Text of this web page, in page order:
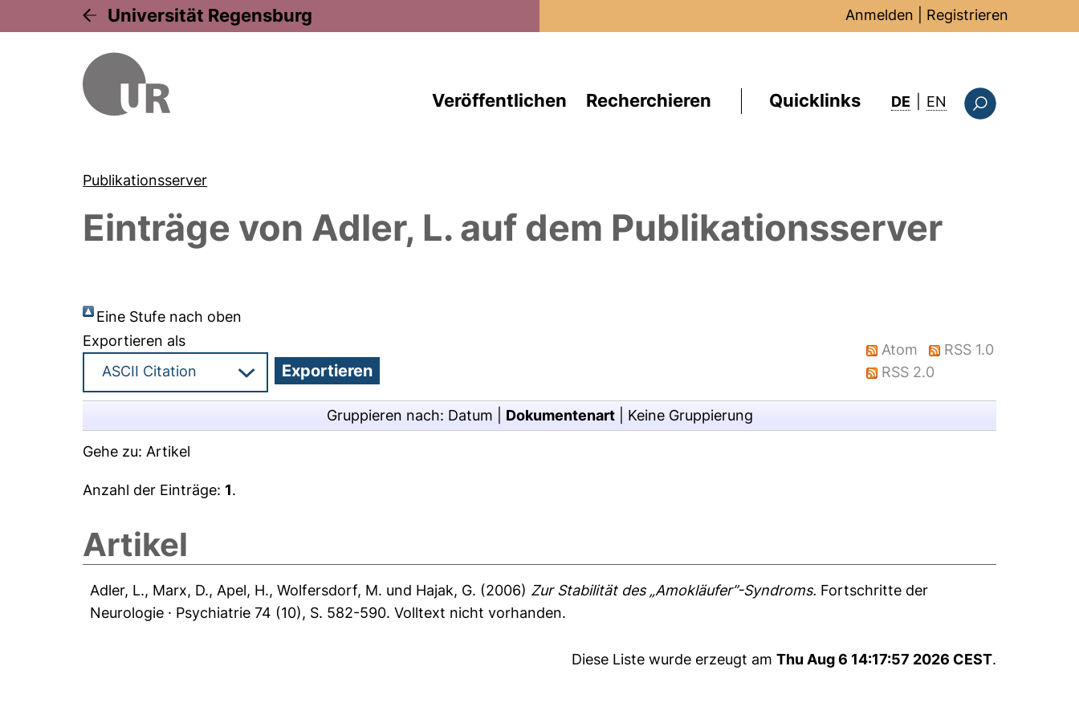
Universität Regensburg Anmelden Registrieren
Veröffentlichen Recherchieren Quicklinks DE EN : this page in
Publikationsserver
Einträge von Adler, L. auf dem Publikationsserver
Eine Stufe nach oben
Exportieren als
Atom
RSS 1.0
RSS 2.0
Gruppieren nach: Datum Dokumentenart| Keine Gruppierung
Gehe zu: Artikel
Anzahl der Einträge:1.
Artikel
Adler, L., Marx, D., Apel, H.,Wolfersdorf, M. und Hajak, G. (2006) Zur Stabilität des „Amokläufer”-Syndroms. Fortschritte der
Neurologie · Psychiatrie 74 (10), S. 582-590.Volltext nicht vorhanden.
Diese Liste wurde erzeugt am Thu Aug 6 14:17:57 2026 CEST.